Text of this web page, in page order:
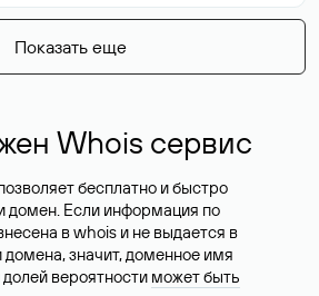
Показать еще
Whois сервис
бесплатно и быстро
домен. Если информация по
в whois и не выдается в
домена, значит, доменное имя
вероятности может быть